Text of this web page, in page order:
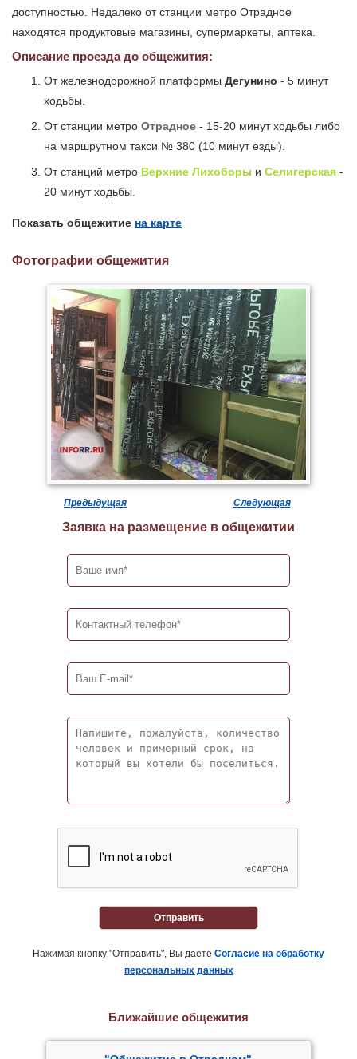
доступностью. Недалеко от станции метро Отрадное
находятся продуктовые магазины, супермаркеты, аптека.
Описание проезда до общежития:
От железнодорожной платформы Дегунино - 5 минут
ходьбы.
От станции метро Отрадное - 15-20 минут ходьбы либо
на маршрутном такси № 380 (10 минут езды).
От станций метро Верхние Лихоборы и Селигерская -
20 минут ходьбы.
Показать общежитие на карте
Фотографии общежития
Предыдущая Следующая
Заявка на размещение в общежитии
Отправить
Нажимая кнопку "Отправить", Вы даете Согласие на обработку
персональных данных
Ближайшие общежития